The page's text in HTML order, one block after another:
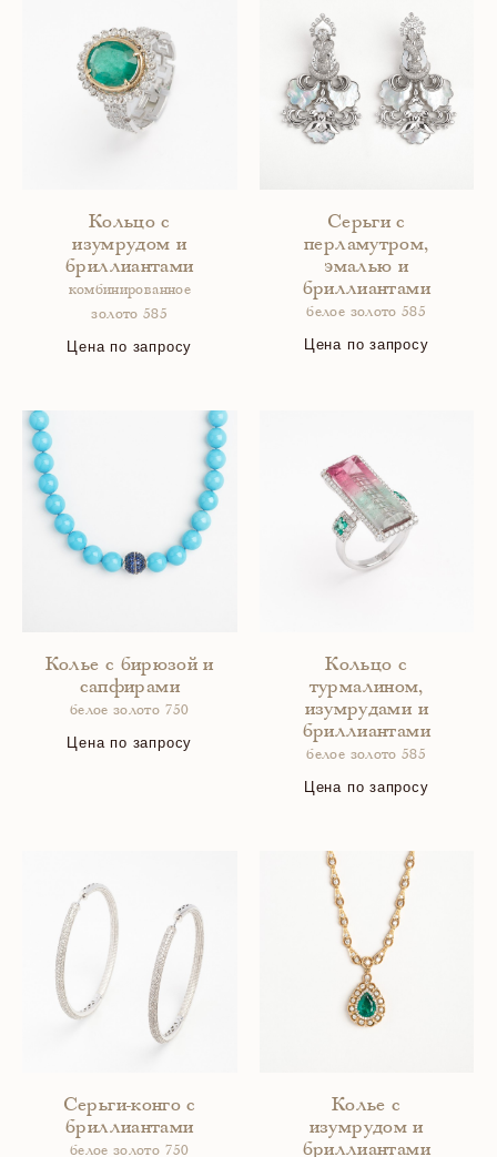
Кольцо с
изумрудом и
бриллиантами
комбинированное
золото 585
Цена по запросу
Серьги с
перламутром,
эмалью и
бриллиантами
белое золото 585
Цена по запросу
Колье с бирюзой и
сапфирами
белое золото 750
Цена по запросу
Кольцо с
турмалином,
изумрудами и
бриллиантами
белое золото 585
Цена по запросу
Серьги-конго с
бриллиантами
белое золото 750
Колье с
изумрудом и
бриллиантами